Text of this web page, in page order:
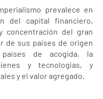
prevalece en
del capital financiero,
concentración del gran
de sus países de origen
de acogida, la
y tecnologías, y
y el valor agregado.